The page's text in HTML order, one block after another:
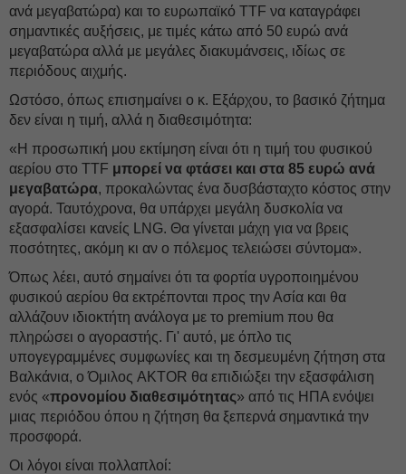
ανά μεγαβατώρα) και το ευρωπαϊκό TTF να καταγράφει
σημαντικές αυξήσεις, με τιμές κάτω από 50 ευρώ ανά
μεγαβατώρα αλλά με μεγάλες διακυμάνσεις, ιδίως σε
περιόδους αιχμής.
Ωστόσο, όπως επισημαίνει ο κ. Εξάρχου, το βασικό ζήτημα
δεν είναι η τιμή, αλλά η διαθεσιμότητα:
«Η προσωπική μου εκτίμηση είναι ότι η τιμή του φυσικού
αερίου στο TTF μπορεί να φτάσει και στα 85 ευρώ ανά
μεγαβατώρα, προκαλώντας ένα δυσβάσταχτο κόστος στην
αγορά. Ταυτόχρονα, θα υπάρχει μεγάλη δυσκολία να
εξασφαλίσει κανείς LNG. Θα γίνεται μάχη για να βρεις
ποσότητες, ακόμη κι αν ο πόλεμος τελειώσει σύντομα».
Όπως λέει, αυτό σημαίνει ότι τα φορτία υγροποιημένου
φυσικού αερίου θα εκτρέπονται προς την Ασία και θα
αλλάζουν ιδιοκτήτη ανάλογα με το premium που θα
πληρώσει ο αγοραστής. Γι' αυτό, με όπλο τις
υπογεγραμμένες συμφωνίες και τη δεσμευμένη ζήτηση στα
Βαλκάνια, ο Όμιλος AKTOR θα επιδιώξει την εξασφάλιση
ενός «προνομίου διαθεσιμότητας» από τις ΗΠΑ ενόψει
μιας περιόδου όπου η ζήτηση θα ξεπερνά σημαντικά την
προσφορά.
Οι λόγοι είναι πολλαπλοί: